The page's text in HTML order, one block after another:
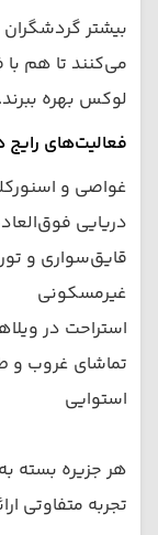
بیشتر گردشگران
می‌کنند تا هم
لوکس بهره ببرند.
فعالیت‌های رایج
غواصی و
دریایی
قایق‌سواری و تور
غیرمسکونی
استراحت در
تماشای غروب و
استوایی
هر جزیره بسته
تجربه متفاوتی